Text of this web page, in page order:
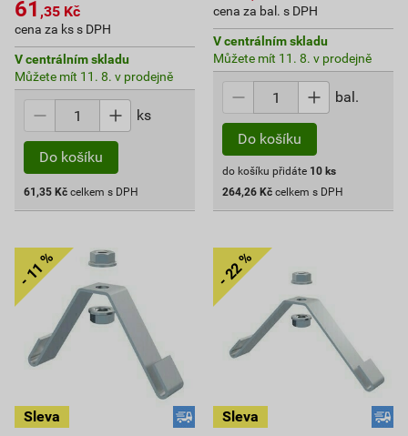
61 ,35 Kč
cena za ks s DPH
V centrálním skladu
Můžete mít 11. 8. v prodejně
ks
Do košíku
61,35 Kč celkem s DPH
cena za bal. s DPH
V centrálním skladu
Můžete mít 11. 8. v prodejně
bal.
Do košíku
do košíku přidáte 10 ks
264,26 Kč celkem s DPH